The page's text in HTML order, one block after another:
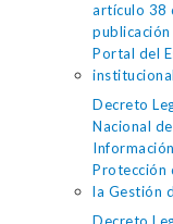
artículo 38
Portal del
Decreto
Nacional
Protección
la Gestión